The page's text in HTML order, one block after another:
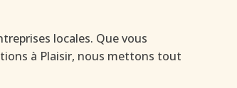
locales. Que vous
à Plaisir, nous mettons tout